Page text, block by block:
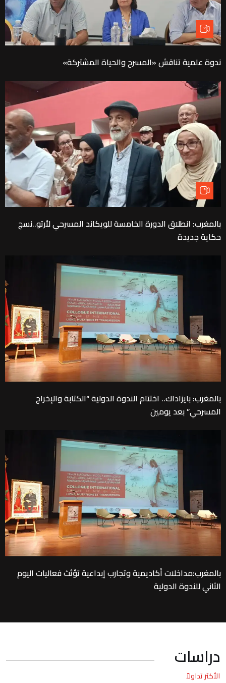
ندوة علمية تناقش «المسرح والحياة المشتركة»
بالمغرب: انطلاق الدورة الخامسة للويكاند المسرحي لأرتو..نسج
حكاية جديدة
بالمغرب: بايزاداك.. اختتام الندوة الدولية “الكتابة والإخراج
المسرحي” بعد يومين
بالمغرب:مداخلات أكاديمية وتجارب إبداعية تؤثث فعاليات اليوم
الثاني للندوة الدولية
دراسات
الأكثر تداولاً